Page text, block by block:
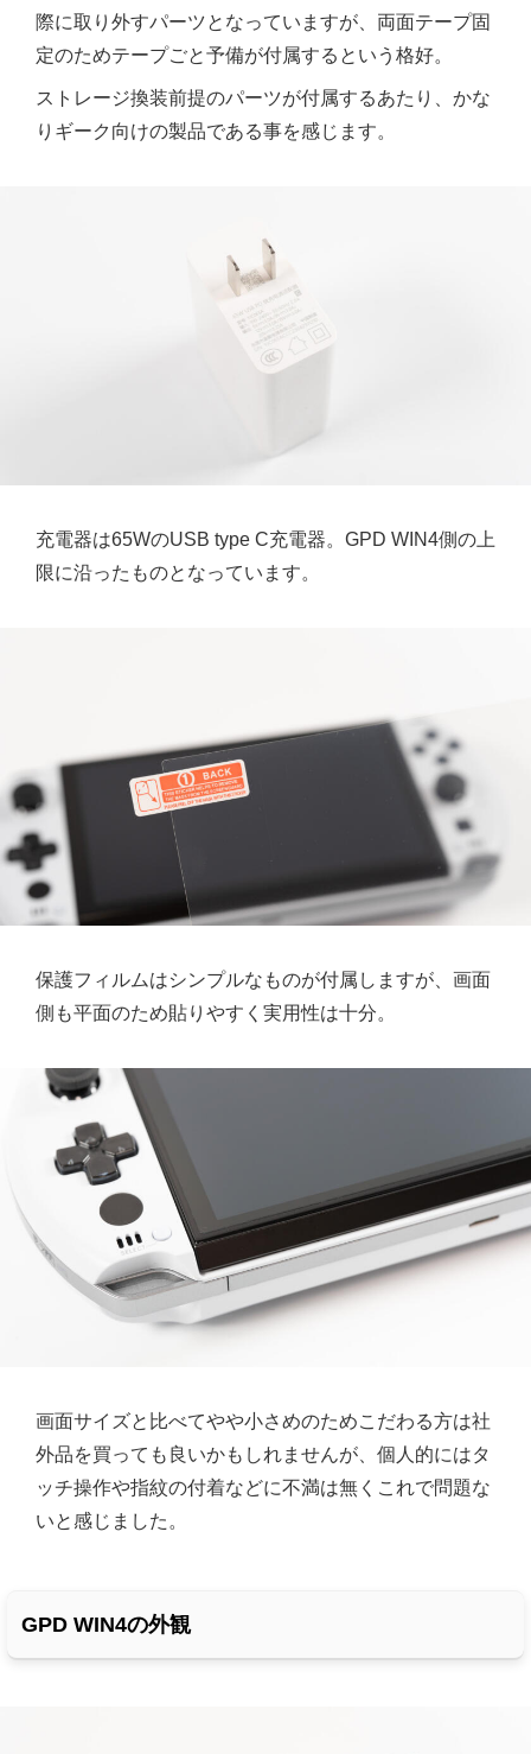
際に取り外すパーツとなっていますが、両面テープ固
定のためテープごと予備が付属するという格好。
ストレージ換装前提のパーツが付属するあたり、かな
りギーク向けの製品である事を感じます。
充電器は65WのUSB type C充電器。GPD WIN4側の上
限に沿ったものとなっています。
保護フィルムはシンプルなものが付属しますが、画面
側も平面のため貼りやすく実用性は十分。
画面サイズと比べてやや小さめのためこだわる方は社
外品を買っても良いかもしれませんが、個人的にはタ
ッチ操作や指紋の付着などに不満は無くこれで問題な
いと感じました。
GPD WIN4の外観